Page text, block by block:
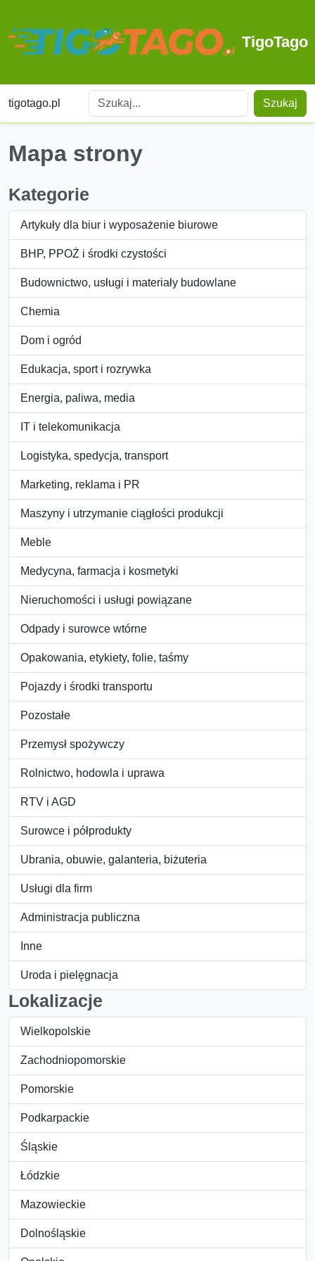
TigoTago
tigotago.pl Szukaj
Mapa strony
Kategorie
Artykuły dla biur i wyposażenie biurowe
BHP, PPOŻ i środki czystości
Budownictwo, usługi i materiały budowlane
Chemia
Dom i ogród
Edukacja, sport i rozrywka
Energia, paliwa, media
IT i telekomunikacja
Logistyka, spedycja, transport
Marketing, reklama i PR
Maszyny i utrzymanie ciągłości produkcji
Meble
Medycyna, farmacja i kosmetyki
Nieruchomości i usługi powiązane
Odpady i surowce wtórne
Opakowania, etykiety, folie, taśmy
Pojazdy i środki transportu
Pozostałe
Przemysł spożywczy
Rolnictwo, hodowla i uprawa
RTV i AGD
Surowce i półprodukty
Ubrania, obuwie, galanteria, biżuteria
Usługi dla firm
Administracja publiczna
Inne
Uroda i pielęgnacja
Lokalizacje
Wielkopolskie
Zachodniopomorskie
Pomorskie
Podkarpackie
Śląskie
Łódzkie
Mazowieckie
Dolnośląskie